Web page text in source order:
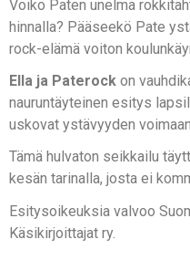
Voiko Paten unelma
hinnalla? Pääseekö Pate
rock-elämä voiton
Ella ja Paterock on
nauruntäyteinen esitys
uskovat ystävyyden
Tämä hulvaton seikkailu
kesän tarinalla, josta ei
Esitysoikeuksia valvoo
Käsikirjoittajat ry.